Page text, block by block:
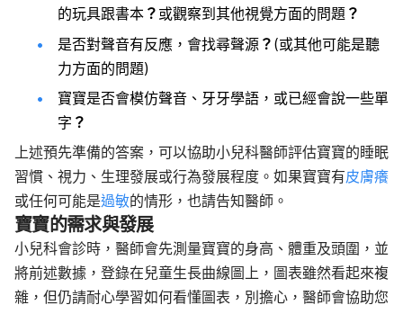
的玩具跟書本 ？ 或觀察到其他視覺方面的問題 ？
是否對聲音有反應，會找尋聲源 ？ (或其他可能是聽
力方面的問題)
寶寶是否會模仿聲音、牙牙學語，或已經會說一些單
字 ？
上述預先準備的答案，可以協助小兒科醫師評估寶寶的睡眠
習慣、視力、生理發展或行為發展程度。如果寶寶有皮膚癢
或任何可能是過敏的情形，也請告知醫師。
寶寶的需求與發展
小兒科會診時，醫師會先測量寶寶的身高、體重及頭圍，並
將前述數據，登錄在兒童生長曲線圖上，圖表雖然看起來複
雜，但仍請耐心學習如何看懂圖表，別擔心，醫師會協助您